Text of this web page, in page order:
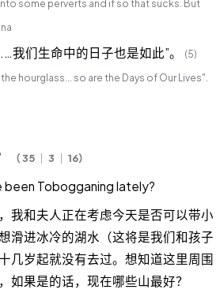
some perverts and if so that sucks. But
我们生命中的日子也是如此”。
(5)
hourglass... so are the Days of Our Lives".
（ 35 ｜ 3 ｜ 16）
been Tobogganing lately?
我和夫人正在考虑今天是否可以带小
滑进冰冷的湖水（这将是我们和孩子
几岁起就没有去过。想知道这里周围
如果是的话，现在哪些山最好？